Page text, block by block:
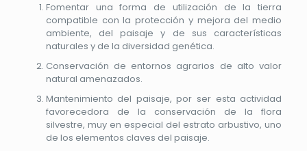
Fomentar una forma de utilización de la tierra
compatible con la protección y mejora del medio
ambiente, del paisaje y de sus características
naturales y de la diversidad genética.
Conservación de entornos agrarios de alto valor
natural amenazados.
Mantenimiento del paisaje, por ser esta actividad
favorecedora de la conservación de la flora
silvestre, muy en especial del estrato arbustivo, uno
de los elementos claves del paisaje.